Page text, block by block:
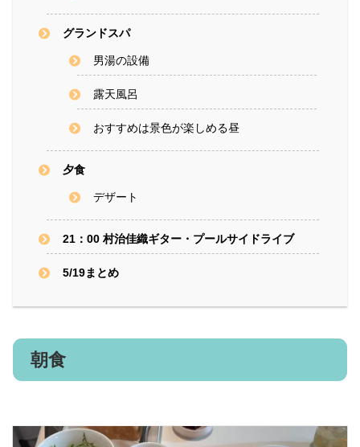
グランドスパ
男湯の設備
露天風呂
おすすめは景色が楽しめる昼
夕食
デザート
21：00 村治佳織ギター・プールサイドライブ
5/19まとめ
朝食